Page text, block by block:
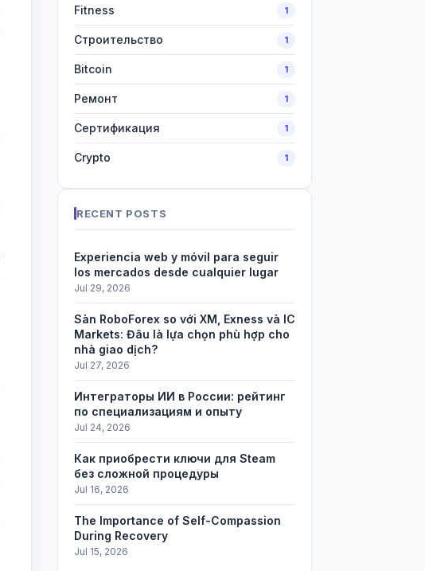
Fitness 1
Строительство 1
Bitcoin 1
Ремонт 1
Сертификация 1
Crypto 1
RECENT POSTS
Experiencia web y móvil para seguir
los mercados desde cualquier lugar
Jul 29, 2026
Sàn RoboForex so với XM, Exness và IC
Markets: Đâu là lựa chọn phù hợp cho
nhà giao dịch?
Jul 27, 2026
Интеграторы ИИ в России: рейтинг
по специализациям и опыту
Jul 24, 2026
Как приобрести ключи для Steam
без сложной процедуры
Jul 16, 2026
The Importance of Self-Compassion
During Recovery
Jul 15, 2026